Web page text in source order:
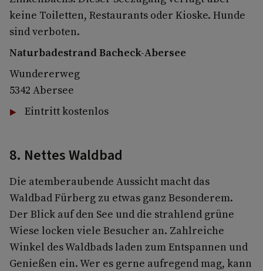
keine Toiletten, Restaurants oder Kioske. Hunde
sind verboten.
Naturbadestrand Bacheck-Abersee
Wundererweg
5342 Abersee
Eintritt kostenlos
8. Nettes Waldbad
Die atemberaubende Aussicht macht das
Waldbad Fürberg zu etwas ganz Besonderem.
Der Blick auf den See und die strahlend grüne
Wiese locken viele Besucher an. Zahlreiche
Winkel des Waldbads laden zum Entspannen und
Genießen ein. Wer es gerne aufregend mag, kann